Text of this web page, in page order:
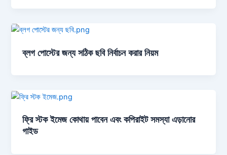
ব্লগ পোস্টের জন্য সঠিক ছবি নির্বাচন করার নিয়ম
ফ্রি স্টক ইমেজ কোথায় পাবেন এবং কপিরাইট সমস্যা এড়ানোর
গাইড